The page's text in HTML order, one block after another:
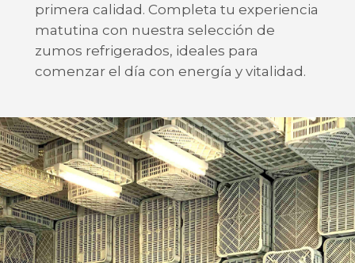
primera calidad. Completa tu experiencia
matutina con nuestra selección de
zumos refrigerados, ideales para
comenzar el día con energía y vitalidad.